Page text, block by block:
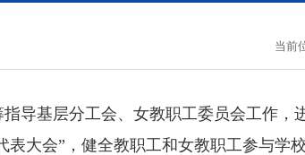
当前
导基层分工会、女教职工委员会工作，
表大会”，健全教职工和女教职工参与学